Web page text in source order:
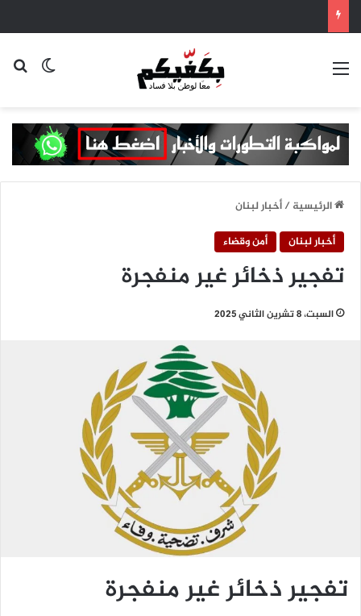
القائمة
الرئيسية/أخبار لبنان
أخبار لبنان
أمن وقضاء
تفجير ذخائر غير منفجرة
السبت، 8 تشرين الثاني 2025
تفجير ذخائر غير منفجرة